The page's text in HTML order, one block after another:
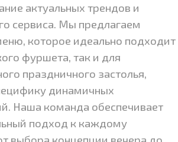
актуальных трендов и
сервиса. Мы предлагаем
которое идеально подходит
фуршета, так и для
праздничного застолья,
динамичных
Наша команда обеспечивает
подход к каждому